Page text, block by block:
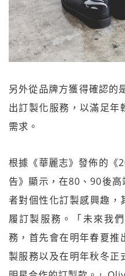
另外從品牌方獲得確認的
出訂製化服務，以滿足年
需求。
根據《華麗志》發佈的《
告》顯示，在80、90後
者對個性化訂製感興趣，
履訂製服務。「未來我
務，首先會在明年春夏推
製服務以及在明年秋冬正